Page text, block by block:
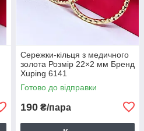
Сережки-кільця з медичного
золота Розмір 22×2 мм Бренд
Xuping 6141
Готово до відправки
190 ₴/пара